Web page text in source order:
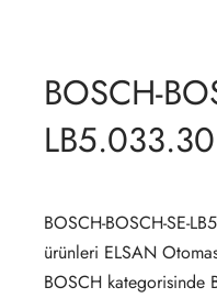
BOSCH-
BOSCH-BOSCH-SE-
ürünleri ELSAN
BOSCH kategorisinde